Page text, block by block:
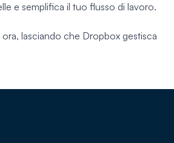
e semplifica il tuo flusso di lavoro.
lasciando che Dropbox gestisca